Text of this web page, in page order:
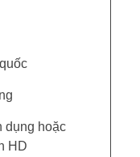
dụng hoặc
HD